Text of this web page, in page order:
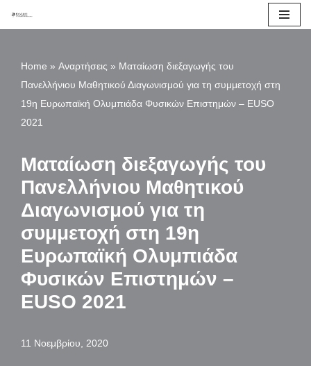
Home » Αναρτήσεις » Ματαίωση διεξαγωγής του
Πανελλήνιου Μαθητικού Διαγωνισμού για τη συμμετοχή στη
19η Ευρωπαϊκή Ολυμπιάδα Φυσικών Επιστημών – EUSO
2021
Ματαίωση διεξαγωγής του
Πανελλήνιου Μαθητικού
Διαγωνισμού για τη
συμμετοχή στη 19η
Ευρωπαϊκή Ολυμπιάδα
Φυσικών Επιστημών –
EUSO 2021
11 Νοεμβρίου, 2020